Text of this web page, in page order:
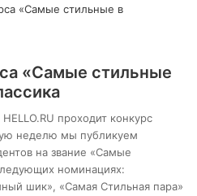
«Самые стильные
проходит конкурс
неделю мы публикуем
на звание «Самые
номинациях:
шик», «Самая Стильная пара»